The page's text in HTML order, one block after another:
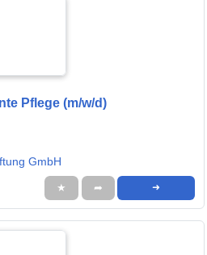
Pflege (m/w/d)
GmbH
★ ➦ ➜